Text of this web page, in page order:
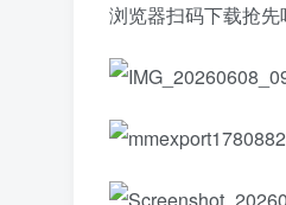
浏览器扫码下载抢先